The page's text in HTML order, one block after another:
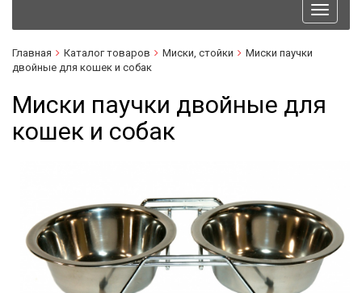
Toggle
Главная Каталог товаров Миски, стойки
Миски паучки
двойные для кошек и собак
Миски паучки двойные для
кошек и собак